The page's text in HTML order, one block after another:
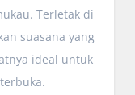
Terletak di
suasana yang
ideal untuk